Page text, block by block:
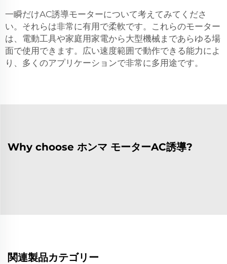
一瞬だけAC誘導モーターについて考えてみてくださ
い。それらは非常に有用で柔軟です。これらのモーター
は、電動工具や家庭用家電から大型機械まであらゆる場
面で使用できます。広い速度範囲で動作できる能力によ
り、多くのアプリケーションで非常に多用途です。
Why choose ホンマ モーターAC誘導?
関連製品カテゴリー